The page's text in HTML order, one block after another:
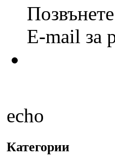
E-mail за
echo
Категории